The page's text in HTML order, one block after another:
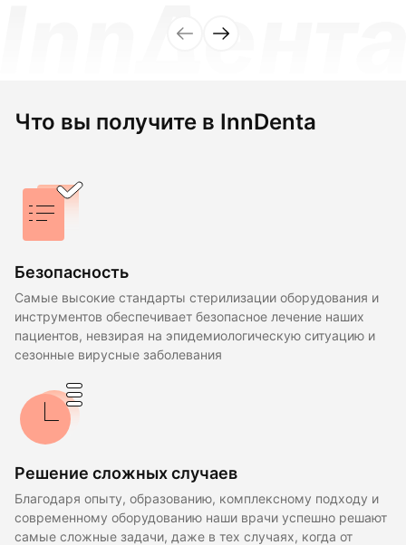
Что вы получите в InnDenta
Безопасность
Самые высокие стандарты стерилизации оборудования и
инструментов обеспечивает безопасное лечение наших
пациентов, невзирая на эпидемиологическую ситуацию и
сезонные вирусные заболевания
Решение сложных случаев
Благодаря опыту, образованию, комплексному подходу и
современному оборудованию наши врачи успешно решают
самые сложные задачи, даже в тех случаях, когда от